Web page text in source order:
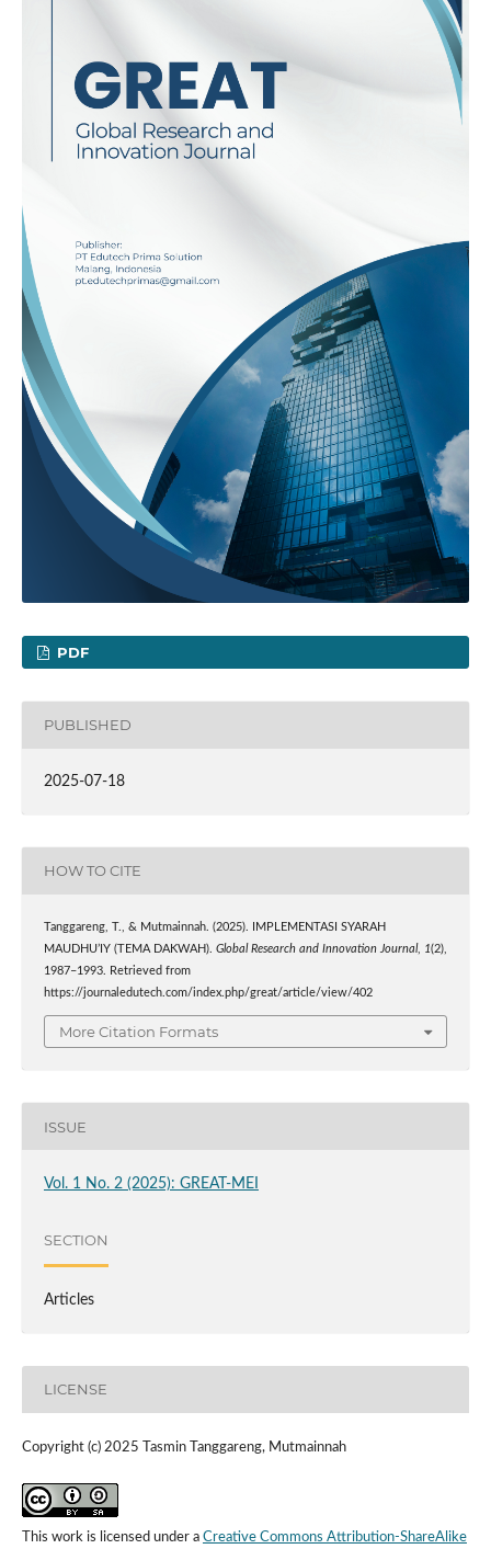
PDF
PUBLISHED
2025-07-18
HOW TO CITE
Tanggareng, T., & Mutmainnah. (2025). IMPLEMENTASI SYARAH
MAUDHU’IY (TEMA DAKWAH). Global Research and Innovation Journal, 1(2),
1987–1993. Retrieved from
https://journaledutech.com/index.php/great/article/view/402
More Citation Formats
ISSUE
Vol. 1 No. 2 (2025): GREAT-MEI
SECTION
Articles
LICENSE
Copyright (c) 2025 Tasmin Tanggareng, Mutmainnah
This work is licensed under a Creative Commons Attribution-ShareAlike